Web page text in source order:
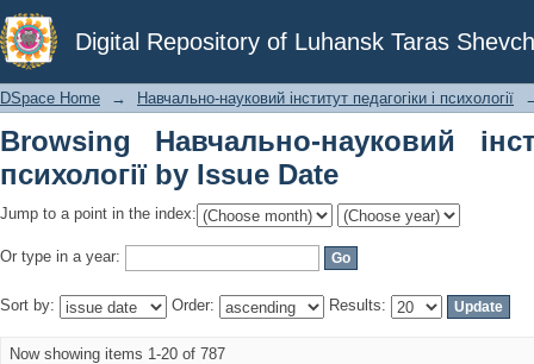
Digital Repository of Luhansk Taras
Browsing Навчально-науковий
DSpace Home → Навчально-науковий інститут педагогіки і психології
Browsing Навчально-науковий
психології by Issue Date
Jump to a point in the index:
Or type in a year:
Sort by: Order: Results:
Now showing items 1-20 of 787